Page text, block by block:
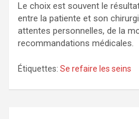
Le choix est souvent le
entre la patiente et son
attentes personnelles, de la
recommandations médicales.
Étiquettes: Se refaire les seins